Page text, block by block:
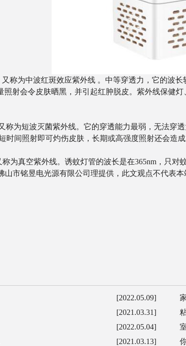
为中波红斑效应紫外线 。中等穿透力，它的波
射会令皮肤晒黑，并引起红肿脱皮。紫外线保健
为短波灭菌紫外线。它的穿透能力最弱，无法穿
时间照射即可灼伤皮肤，长期或高强度照射还会造
真空紫外线。诱蚊灯管的波长是在365nm，只对
市铭昱电光源有限公司理提供，此文观点不代表本
[2022.05.09]
[2021.03.31]
[2022.05.04]
[2021.03.13]